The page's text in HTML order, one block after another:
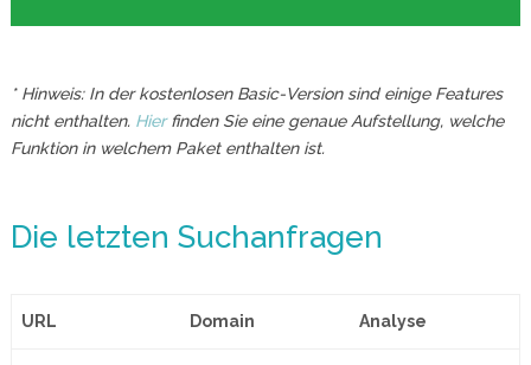
* Hinweis: In der kostenlosen Basic-Version sind einige Features
nicht enthalten. Hierfinden Sie eine genaue Aufstellung, welche
Funktion in welchem Paket enthalten ist.
Die letzten Suchanfragen
URL Domain Analyse